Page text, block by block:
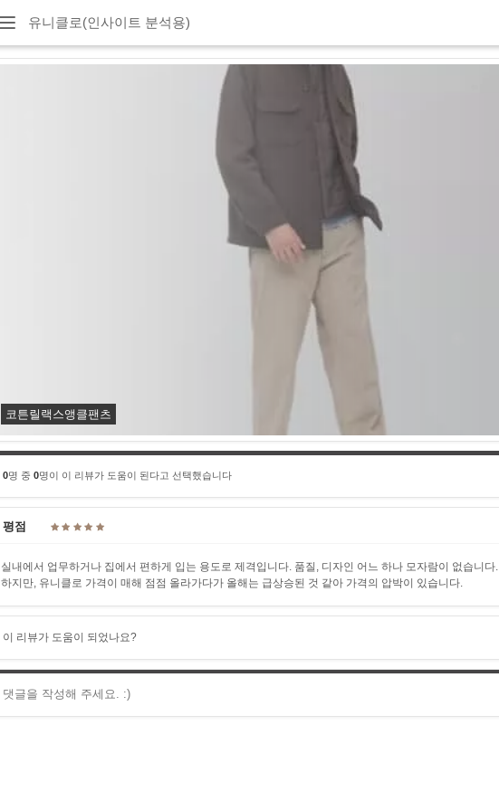
유니클로(인사이트 분석용)
코튼릴랙스앵클팬츠
0명 중 0명이 이 리뷰가 도움이 된다고 선택했습니다
평점
실내에서 업무하거나 집에서 편하게 입는 용도로 제격입니다. 품질, 디자인 어느 하나 모자람이 없습니다.
하지만, 유니클로 가격이 매해 점점 올라가다가 올해는 급상승된 것 같아 가격의 압박이 있습니다.
이 리뷰가 도움이 되었나요?